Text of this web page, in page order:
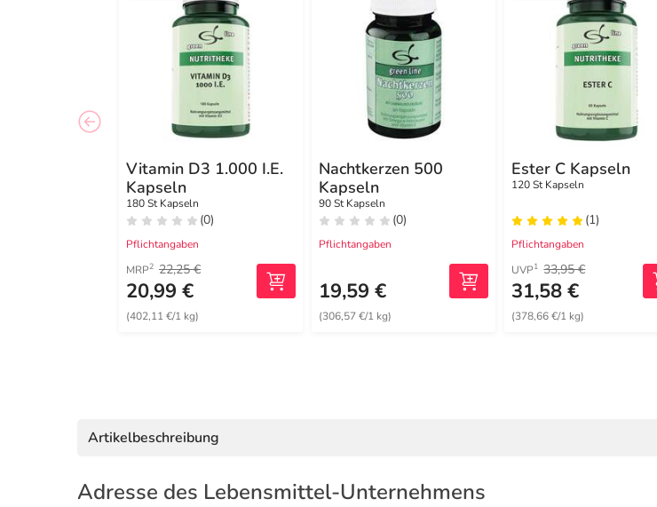
Vitamin D3 1.000 I.E.
Kapseln
180 St Kapseln
(0)
Pflichtangaben
MRP2 22,25 €
20,99 €
(402,11 €/1 kg)
Nachtkerzen 500
Kapseln
90 St Kapseln
(0)
Pflichtangaben
19,59 €
(306,57 €/1 kg)
Ester C Kapseln
120 St Kapseln
(1)
Pflichtangaben
UVP1 33,95 €
31,58 €
(378,66 €/1 kg)
Artikelbeschreibung
Adresse des Lebensmittel-Unternehmens